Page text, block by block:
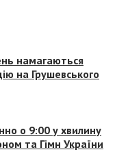
намагаються
на Грушевського
о 9:00 у хвилину
та Гімн України